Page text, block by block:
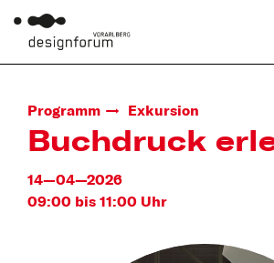
Programm Exkursion
Buchdruck
14—04—2026
09:00 bis 11:00 Uhr